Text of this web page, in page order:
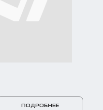
ПОДРОБНЕЕ